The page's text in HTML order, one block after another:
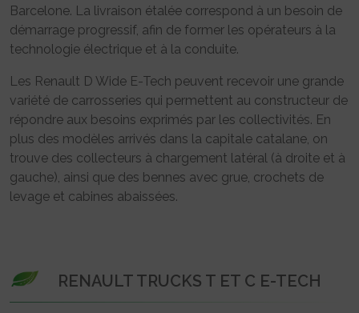
Barcelone. La livraison étalée correspond à un besoin de
démarrage progressif, afin de former les opérateurs à la
technologie électrique et à la conduite.
Les Renault D Wide E-Tech peuvent recevoir une grande
variété de carrosseries qui permettent au constructeur de
répondre aux besoins exprimés par les collectivités. En
plus des modèles arrivés dans la capitale catalane, on
trouve des collecteurs à chargement latéral (à droite et à
gauche), ainsi que des bennes avec grue, crochets de
levage et cabines abaissées.
RENAULT TRUCKS T ET C E-TECH